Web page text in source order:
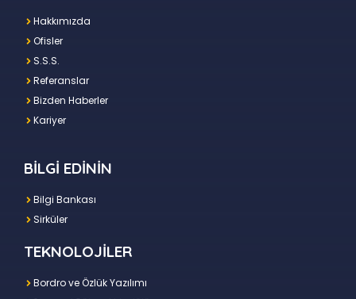
Hakkımızda
Ofisler
S.S.S.
Referanslar
Bizden Haberler
Kariyer
BİLGİ EDİNİN
Bilgi Bankası
Sirküler
TEKNOLOJİLER
Bordro ve Özlük Yazılımı